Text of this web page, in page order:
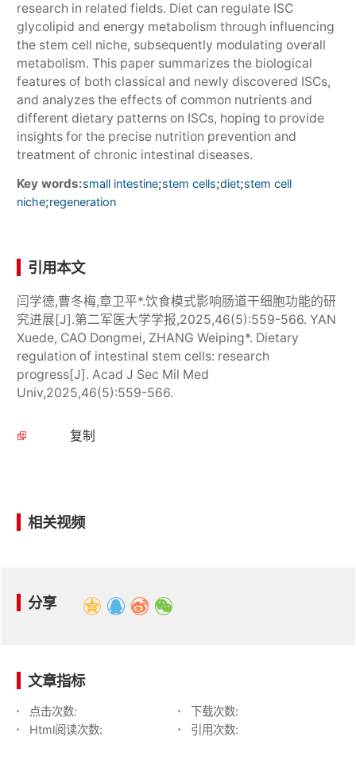
research in related fields. Diet can regulate ISC
glycolipid and energy metabolism through influencing
the stem cell niche, subsequently modulating overall
metabolism. This paper summarizes the biological
features of both classical and newly discovered ISCs,
and analyzes the effects of common nutrients and
different dietary patterns on ISCs, hoping to provide
insights for the precise nutrition prevention and
treatment of chronic intestinal diseases.
Key words:small intestine;stem cells;diet;stem cell
niche;regeneration
引用本文
闫学德,曹冬梅,章卫平*.饮食模式影响肠道干细胞功能的研
究进展[J].第二军医大学学报,2025,46(5):559-566. YAN
Xuede, CAO Dongmei, ZHANG Weiping*. Dietary
regulation of intestinal stem cells: research
progress[J]. Acad J Sec Mil Med
Univ,2025,46(5):559-566.
复制
相关视频
分享
文章指标
点击次数:
下载次数:
Html阅读次数:
引用次数: